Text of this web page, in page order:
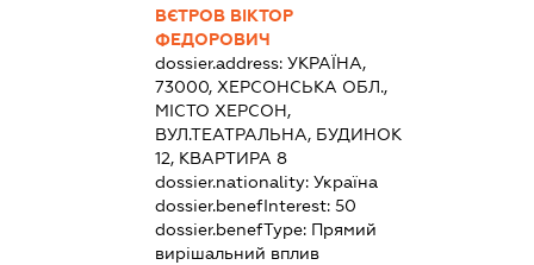
ВЄТРОВ ВІКТОР
ФЕДОРОВИЧ
dossier.address: УКРАЇНА,
73000, ХЕРСОНСЬКА ОБЛ.,
МІСТО ХЕРСОН,
ВУЛ.ТЕАТРАЛЬНА, БУДИНОК
12, КВАРТИРА 8
dossier.nationality: Україна
dossier.benefInterest: 50
dossier.benefType: Прямий
вирішальний вплив